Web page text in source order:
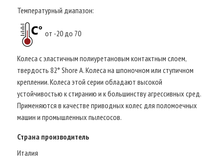
Температурный диапазон:
от -20 до 70
Колеса с эластичным полиуретановым контактным слоем,
твердость 82° Shore A. Колеса на шпоночном или ступичном
креплении. Колеса этой серии обладают высокой
устойчивостью к стиранию и к большинству агрессивных сред.
Применяются в качестве приводных колес для поломоечных
машин и промышленных пылесосов.
Страна производитель
Италия